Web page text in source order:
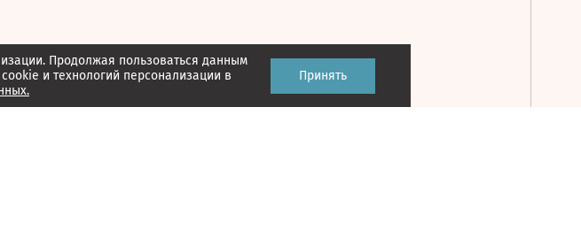
Продолжая пользоваться данным
и технологий персонализации в
Принять